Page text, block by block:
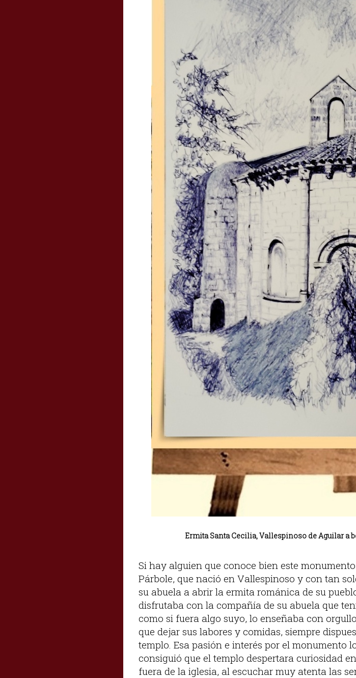
Ermita Santa Cecilia, Vallespinoso de Aguilar a
Si hay alguien que conoce bien este
Párbole, que nació en Vallespinoso y con tan
su abuela a abrir la ermita románica de su
disfrutaba con la compañía de su abuela que
como si fuera algo suyo, lo enseñaba con
que dejar sus labores y comidas, siempre
templo. Esa pasión e interés por el monumento
consiguió que el templo despertara curiosidad
fuera de la iglesia, al escuchar muy atenta las